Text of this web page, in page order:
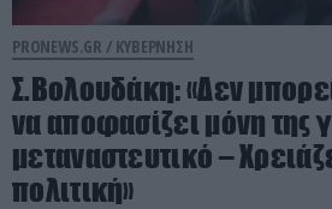
PRONEWS.GR / ΚΥΒΕΡΝΗΣΗ
Σ.Βολουδάκη: «Δεν
να αποφασίζει μόνη της
μεταναστευτικό –
πολιτική»